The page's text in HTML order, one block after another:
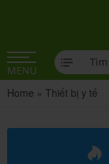
MENU
Home » Thiết bị y tế